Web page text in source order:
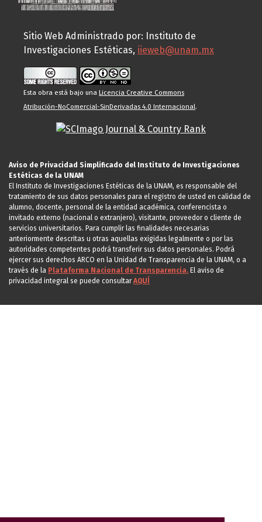
Sitio Web Administrado por: Instituto de
Investigaciones Estéticas, iieweb@unam.mx
Esta obra está bajo una Licencia Creative Commons
Atribución-NoComercial-SinDerivadas 4.0 Internacional.
Aviso de Privacidad Simplificado del Instituto de Investigaciones
Estéticas de la UNAM
El Instituto de Investigaciones Estéticas de la UNAM, es responsable del
tratamiento de sus datos personales para el registro de usted en calidad de
alumno, docente, personal de la entidad académica, conferencista o
invitado externo (nacional o extranjero), visitante, proveedor o cliente de
servicios universitarios. Para cumplir las finalidades necesarias
anteriormente descritas u otras aquellas exigidas legalmente o por las
autoridades competentes podrá transferir sus datos personales. Podrá
ejercer sus derechos ARCO en la Unidad de Transparencia de la UNAM, o a
través de la Plataforma Nacional de Transparencia. El aviso de
privacidad integral se puede consultarAQUÍ